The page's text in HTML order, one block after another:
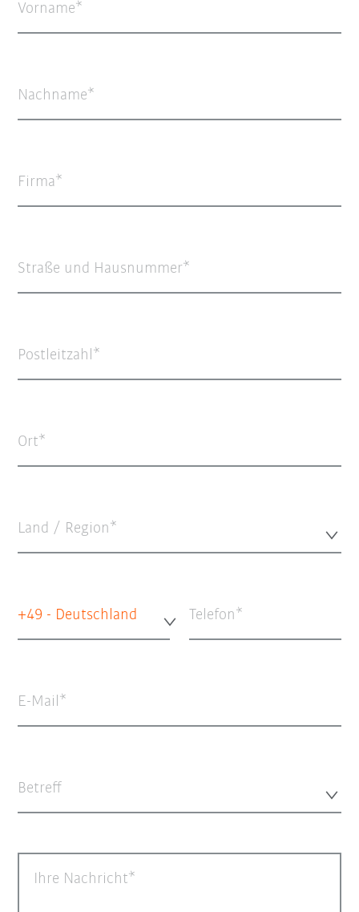
Vorname
Nachname
Firma
Straße und Hausnummer
Postleitzahl
Ort
Land / Region*
+49 - Deutschland Telefon
E-Mail
Betreff
Ihre Nachricht